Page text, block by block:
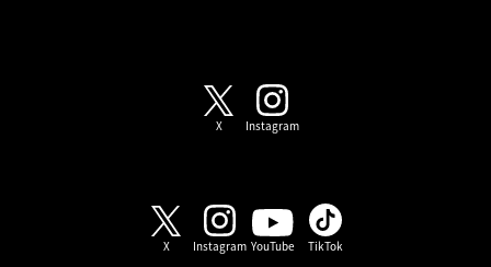
X Instagram
X Instagram YouTube TikTok